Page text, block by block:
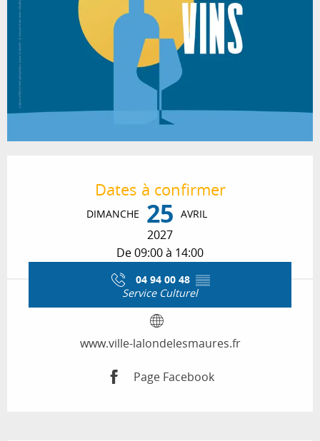
Dates à confirmer
DIMANCHE 25 AVRIL
2027
De 09:00 à 14:00
04 94 00 48 ▒▒
Service Culturel
www.ville-lalondelesmaures.fr
Page Facebook